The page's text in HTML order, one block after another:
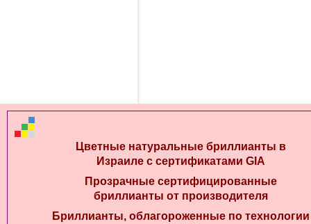
Цветные натуральные бриллианты в
Израиле с сертификатами GIA
Прозрачные сертифицированные
бриллианты от производителя
Бриллианты, облагороженные по технологии